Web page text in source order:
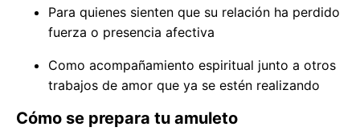
Para quienes sienten que su relación ha perdido
fuerza o presencia afectiva
Como acompañamiento espiritual junto a otros
trabajos de amor que ya se estén realizando
Cómo se prepara tu amuleto